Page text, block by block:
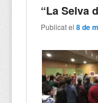
“La Selva
Publicat el8 de